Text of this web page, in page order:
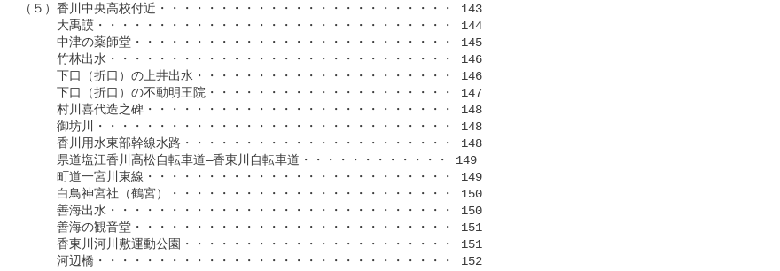
（５）香川中央高校付近・・・・・・・・・・・・・・・・・・・・・・・・ 143
大禹謨・・・・・・・・・・・・・・・・・・・・・・・・・・・・・ 144
中津の薬師堂・・・・・・・・・・・・・・・・・・・・・・・・・・ 145
竹林出水・・・・・・・・・・・・・・・・・・・・・・・・・・・・ 146
下口（折口）の上井出水・・・・・・・・・・・・・・・・・・・・・ 146
下口（折口）の不動明王院・・・・・・・・・・・・・・・・・・・・ 147
村川喜代造之碑・・・・・・・・・・・・・・・・・・・・・・・・・ 148
御坊川・・・・・・・・・・・・・・・・・・・・・・・・・・・・・ 148
香川用水東部幹線水路・・・・・・・・・・・・・・・・・・・・・・ 148
県道塩江香川高松自転車道―香東川自転車道・・・・・・・・・・・・ 149
町道一宮川東線・・・・・・・・・・・・・・・・・・・・・・・・・ 149
白鳥神宮社（鶴宮）・・・・・・・・・・・・・・・・・・・・・・・ 150
善海出水・・・・・・・・・・・・・・・・・・・・・・・・・・・・ 150
善海の観音堂・・・・・・・・・・・・・・・・・・・・・・・・・・ 151
香東川河川敷運動公園・・・・・・・・・・・・・・・・・・・・・・ 151
河辺橋・・・・・・・・・・・・・・・・・・・・・・・・・・・・・ 152